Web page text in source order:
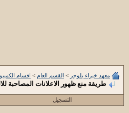
معهد خبراء بلوجر > القسم العام > اقسام
طريقة منع ظهور الاعلانات المصاحبة
التسجيل